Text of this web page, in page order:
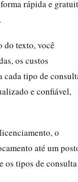
rápida e
do texto, você
os custos
cada tipo de
e confiável,
o
até um
os tipos de consulta